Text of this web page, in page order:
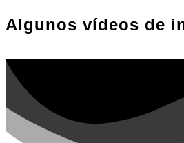
Algunos vídeos de